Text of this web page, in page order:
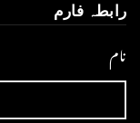
رابطہ فارم
نام